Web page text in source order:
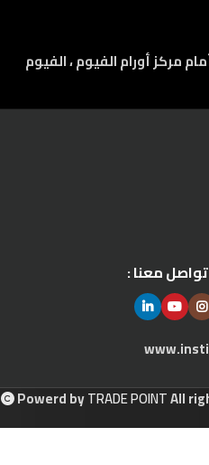
مركز أورام الفيوم ، الفيوم
معنا :
Powerd byTRADE POINTAll